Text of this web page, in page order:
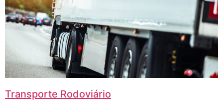
Transporte Rodoviário